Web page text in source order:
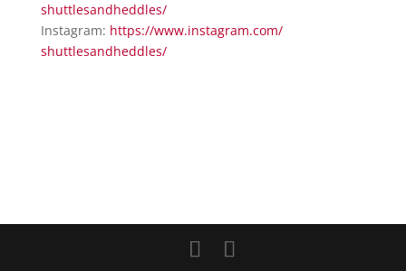
shuttlesandheddles/
Instagram: https://www.instagram.com/
shuttlesandheddles/